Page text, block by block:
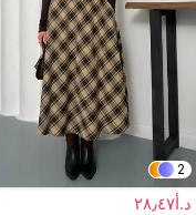
2
د.أ٢٨٫٤٧